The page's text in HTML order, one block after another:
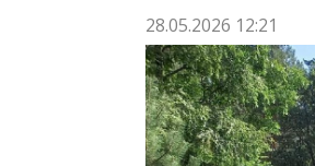
28.05.2026 12:21